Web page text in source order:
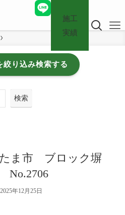
施工
実績
絞り込み検索する
検索
たま市 ブロック塀
No.2706
2025年12月25日